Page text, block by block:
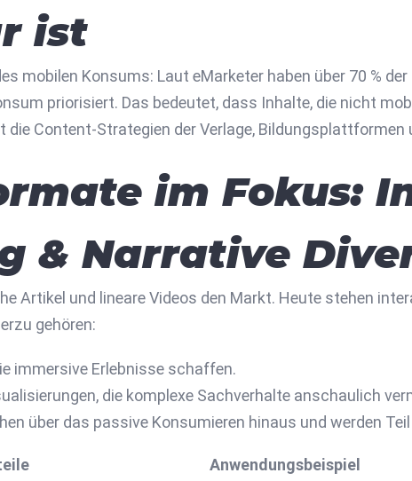
ist
mobilen Konsums: Laut eMarketer haben über 70 %
priorisiert. Das bedeutet, dass Inhalte, die nicht
die Content-Strategien der Verlage,
im Fokus:
& Narrative
Artikel und lineare Videos den Markt. Heute stehen
gehören:
immersive Erlebnisse schaffen.
die komplexe Sachverhalte anschaulich
über das passive Konsumieren hinaus und werden
Anwendungsbeispiel